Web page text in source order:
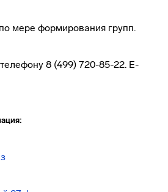
мере формирования групп.
8 (499) 720-85-22. E-